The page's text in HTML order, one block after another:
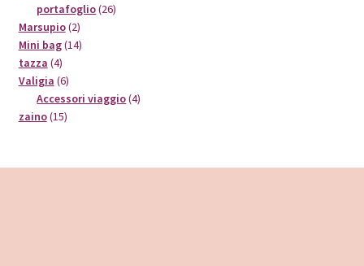
prodotti
portafoglio 2626
Marsupio 22
prodotti
Mini bag 1414
tazza 44
prodotti
Valigia 66
prodotti
Accessori viaggio 44
zaino 1515